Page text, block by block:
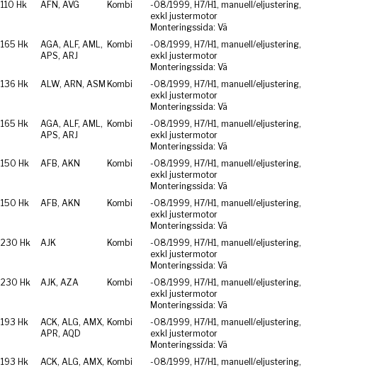
110 Hk AFN, AVG Kombi
-08/1999, H7/H1, manuell/eljustering,
exkl justermotor
Monteringssida: Vä
165 Hk
AGA, ALF, AML,
APS, ARJ
Kombi
-08/1999, H7/H1, manuell/eljustering,
exkl justermotor
Monteringssida: Vä
136 Hk ALW, ARN, ASM Kombi
-08/1999, H7/H1, manuell/eljustering,
exkl justermotor
Monteringssida: Vä
165 Hk
AGA, ALF, AML,
APS, ARJ
Kombi
-08/1999, H7/H1, manuell/eljustering,
exkl justermotor
Monteringssida: Vä
150 Hk AFB, AKN Kombi
-08/1999, H7/H1, manuell/eljustering,
exkl justermotor
Monteringssida: Vä
150 Hk AFB, AKN Kombi
-08/1999, H7/H1, manuell/eljustering,
exkl justermotor
Monteringssida: Vä
230 Hk AJK Kombi
-08/1999, H7/H1, manuell/eljustering,
exkl justermotor
Monteringssida: Vä
230 Hk AJK, AZA Kombi
-08/1999, H7/H1, manuell/eljustering,
exkl justermotor
Monteringssida: Vä
193 Hk
ACK, ALG, AMX,
APR, AQD
Kombi
-08/1999, H7/H1, manuell/eljustering,
exkl justermotor
Monteringssida: Vä
193 Hk ACK, ALG, AMX, Kombi -08/1999, H7/H1, manuell/eljustering,